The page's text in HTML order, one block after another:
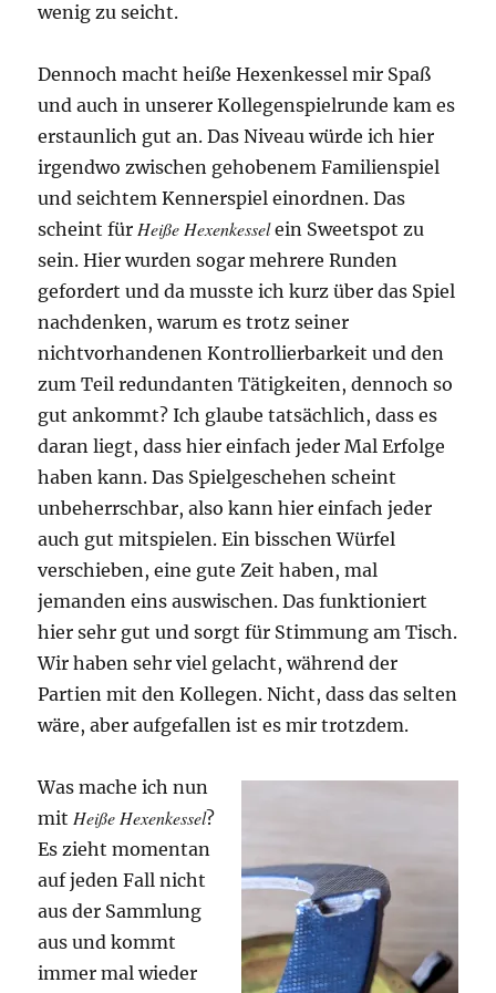
wenig zu seicht.
Dennoch macht heiße Hexenkessel mir Spaß
und auch in unserer Kollegenspielrunde kam es
erstaunlich gut an. Das Niveau würde ich hier
irgendwo zwischen gehobenem Familienspiel
und seichtem Kennerspiel einordnen. Das
scheint fürHeiße Hexenkesselein Sweetspot zu
sein. Hier wurden sogar mehrere Runden
gefordert und da musste ich kurz über das Spiel
nachdenken, warum es trotz seiner
nichtvorhandenen Kontrollierbarkeit und den
zum Teil redundanten Tätigkeiten, dennoch so
gut ankommt? Ich glaube tatsächlich, dass es
daran liegt, dass hier einfach jeder Mal Erfolge
haben kann. Das Spielgeschehen scheint
unbeherrschbar, also kann hier einfach jeder
auch gut mitspielen. Ein bisschen Würfel
verschieben, eine gute Zeit haben, mal
jemanden eins auswischen. Das funktioniert
hier sehr gut und sorgt für Stimmung am Tisch.
Wir haben sehr viel gelacht, während der
Partien mit den Kollegen. Nicht, dass das selten
wäre, aber aufgefallen ist es mir trotzdem.
Was mache ich nun
mitHeiße Hexenkessel?
Es zieht momentan
auf jeden Fall nicht
aus der Sammlung
aus und kommt
immer mal wieder